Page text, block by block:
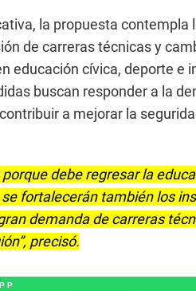
la propuesta contempla
de carreras técnicas y
educación cívica, deporte e
buscan responder a la
a mejorar la
debe regresar la
fortalecerán también los
demanda de carreras
precisó.